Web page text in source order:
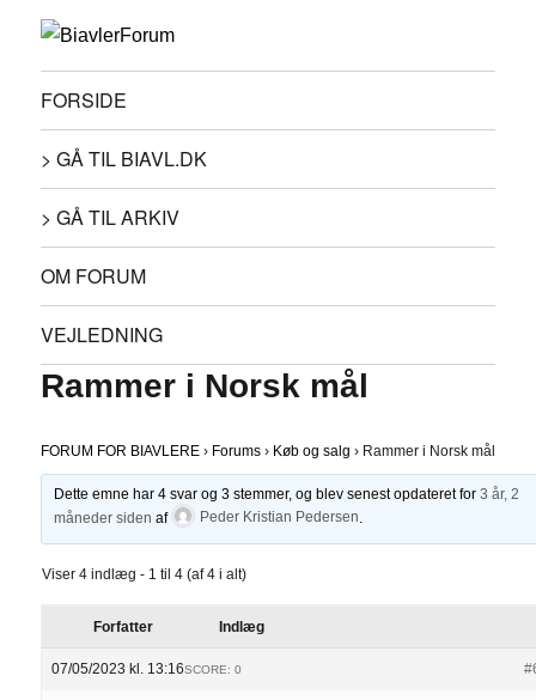
FORSIDE
> GÅ TIL BIAVL.DK
> GÅ TIL ARKIV
OM FORUM
VEJLEDNING
Rammer i Norsk mål
FORUM FOR BIAVLERE › Forums › Køb og salg › Rammer i Norsk mål
Dette emne har 4 svar og 3 stemmer, og blev senest opdateret for 3 år, 2
måneder siden af Peder Kristian Pedersen
Viser 4 indlæg - 1 til 4 (af 4 i alt)
Forfatter Indlæg
07/05/2023 kl. 13:16SCORE: 0